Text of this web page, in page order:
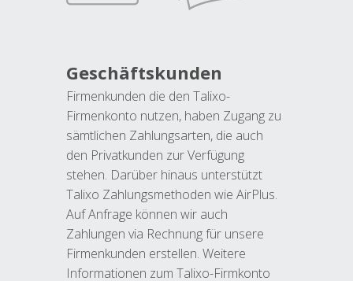
Geschäftskunden
Firmenkunden die den Talixo-
Firmenkonto nutzen, haben Zugang zu
sämtlichen Zahlungsarten, die auch
den Privatkunden zur Verfügung
stehen. Darüber hinaus unterstützt
Talixo Zahlungsmethoden wie AirPlus.
Auf Anfrage können wir auch
Zahlungen via Rechnung für unsere
Firmenkunden erstellen. Weitere
Informationen zum Talixo-Firmkonto